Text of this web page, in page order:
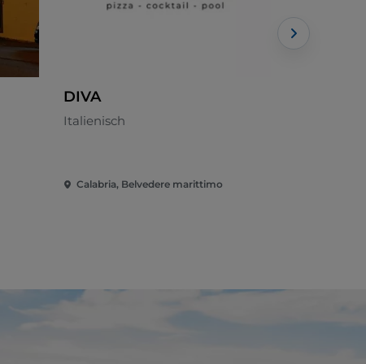
DIVA
Italienisch
Calabria, Belvedere marittimo